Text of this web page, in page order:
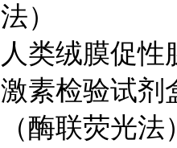
法）
人类绒膜促性
激素检验试剂
（酶联荧光法